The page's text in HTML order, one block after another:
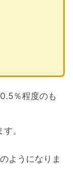
％程度のも
。
ようになりま